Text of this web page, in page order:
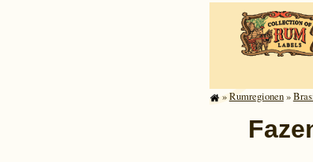
»Rum­re­gi­o­nen»